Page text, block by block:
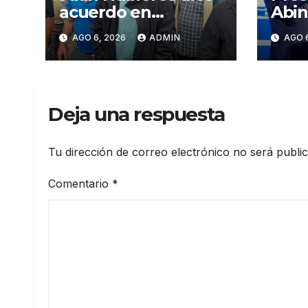
acuerdo en
corredor Mella evita
conflictos
innecesarios
AGO 6, 2026 ADMIN
enAGO
Deja una respuesta
Tu dirección de correo electrónico no será
Comentario *